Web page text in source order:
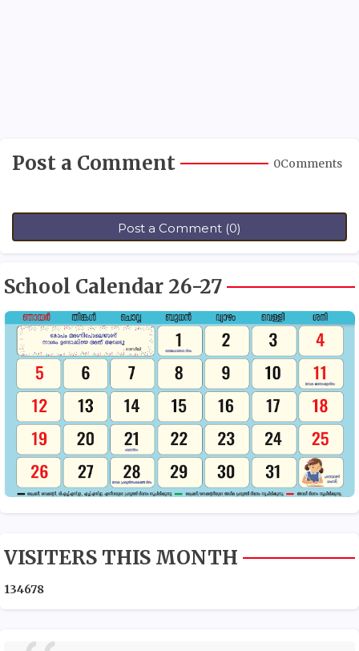
Post a Comment 0Comments
Post a Comment (0)
School Calendar 26-27
VISITERS THIS MONTH
134678